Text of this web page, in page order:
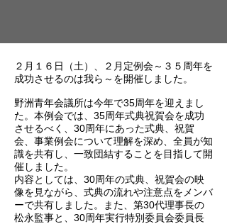
２月１６日（土）、２月定例会～３５周年を
成功させるのは我ら～を開催しました。
野洲青年会議所は今年で35周年を迎えまし
た。本例会では、35周年式典祝賀会を成功
させるべく、30周年にあった式典、祝賀
会、事業例会について理解を深め、全員が知
識を共有し、一致団結することを目指して開
催しました。
内容としては、30周年の式典、祝賀会の映
像を見ながら、式典の流れや注意点をメンバ
ーで共有しました。また、第30代理事長の
松永監事と、30周年実行特別委員会委員長